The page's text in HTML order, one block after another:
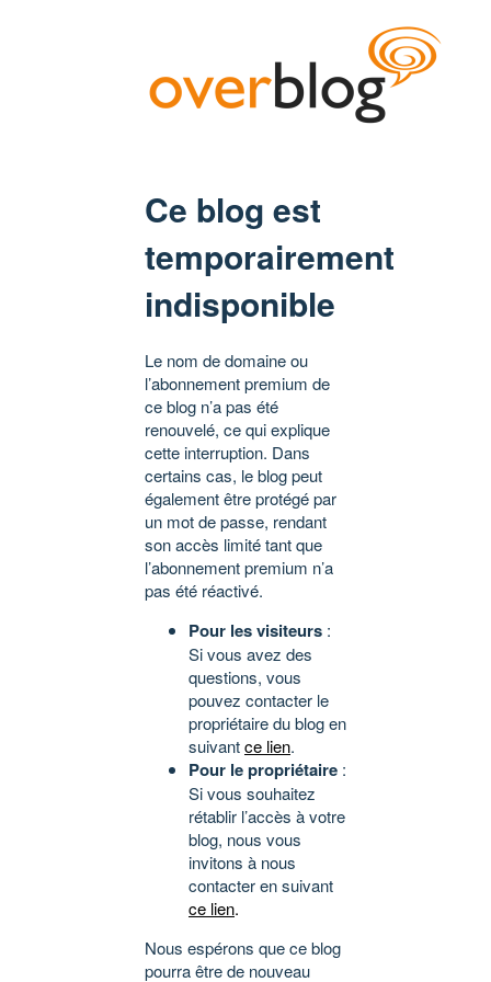
Ce blog est
temporairement
indisponible
Le nom de domaine ou
l’abonnement premium de
ce blog n’a pas été
renouvelé, ce qui explique
cette interruption. Dans
certains cas, le blog peut
également être protégé par
un mot de passe, rendant
son accès limité tant que
l’abonnement premium n’a
pas été réactivé.
Pour les visiteurs :
Si vous avez des
questions, vous
pouvez contacter le
propriétaire du blog en
suivantce lien.
Pour le propriétaire :
Si vous souhaitez
rétablir l’accès à votre
blog, nous vous
invitons à nous
contacter en suivant
ce lien.
Nous espérons que ce blog
pourra être de nouveau